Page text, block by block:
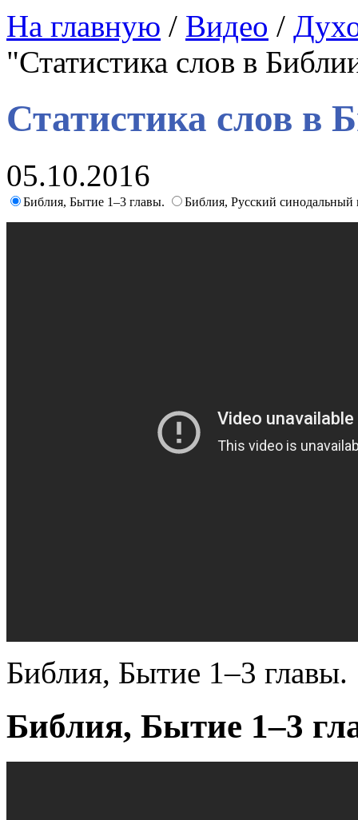
На главную / Видео /
"Статистика слов в
Статистика слов в
05.10.2016
Библия, Бытие 1–3 главы. Библия, Русский синодальный
Библия, Бытие 1–3 главы.
Библия, Бытие 1–3